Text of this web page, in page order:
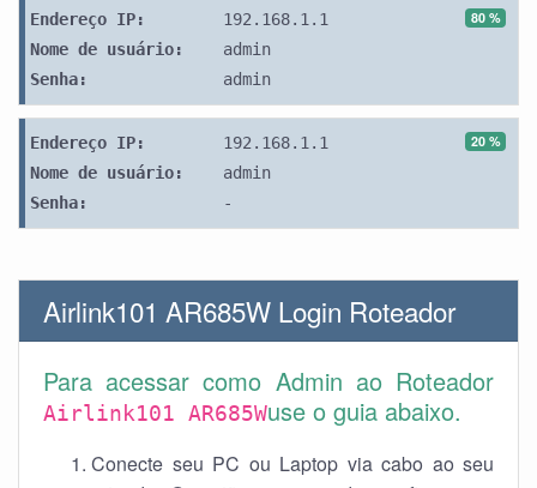
80 %
Endereço IP:
192.168.1.1
Nome de usuário:
admin
Senha:
admin
20 %
Endereço IP:
192.168.1.1
Nome de usuário:
admin
Senha:
-
Airlink101 AR685W Login Roteador
Para acessar como Admin ao Roteador
Airlink101 AR685Wuse o guia abaixo.
Conecte seu PC ou Laptop via cabo ao seu